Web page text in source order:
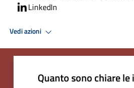
LinkedIn
Vedi azioni
Quanto sono chiare